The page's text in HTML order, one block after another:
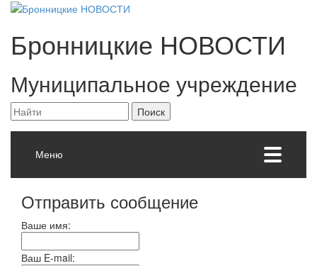
Бронницкие НОВОСТИ
Муниципальное учреждение
Меню
Отправить сообщение
Ваше имя:
Ваш E-mail: